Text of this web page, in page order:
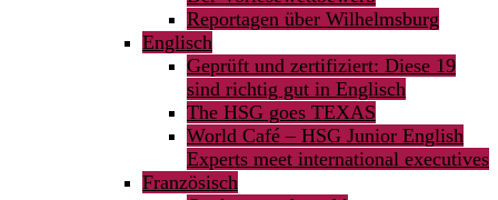
Reportagen über Wilhelmsburg
Englisch
Geprüft und zertifiziert: Diese 19
sind richtig gut in Englisch
The HSG goes TEXAS
World Café – HSG Junior English
Experts meet international executives
Französisch